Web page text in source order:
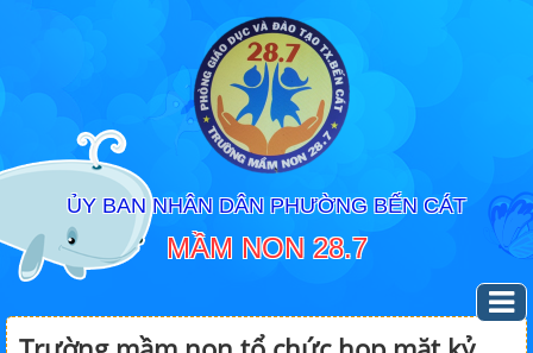
ỦY BAN NHÂN DÂN PHƯỜNG BẾN CÁT
MẦM NON 28.7